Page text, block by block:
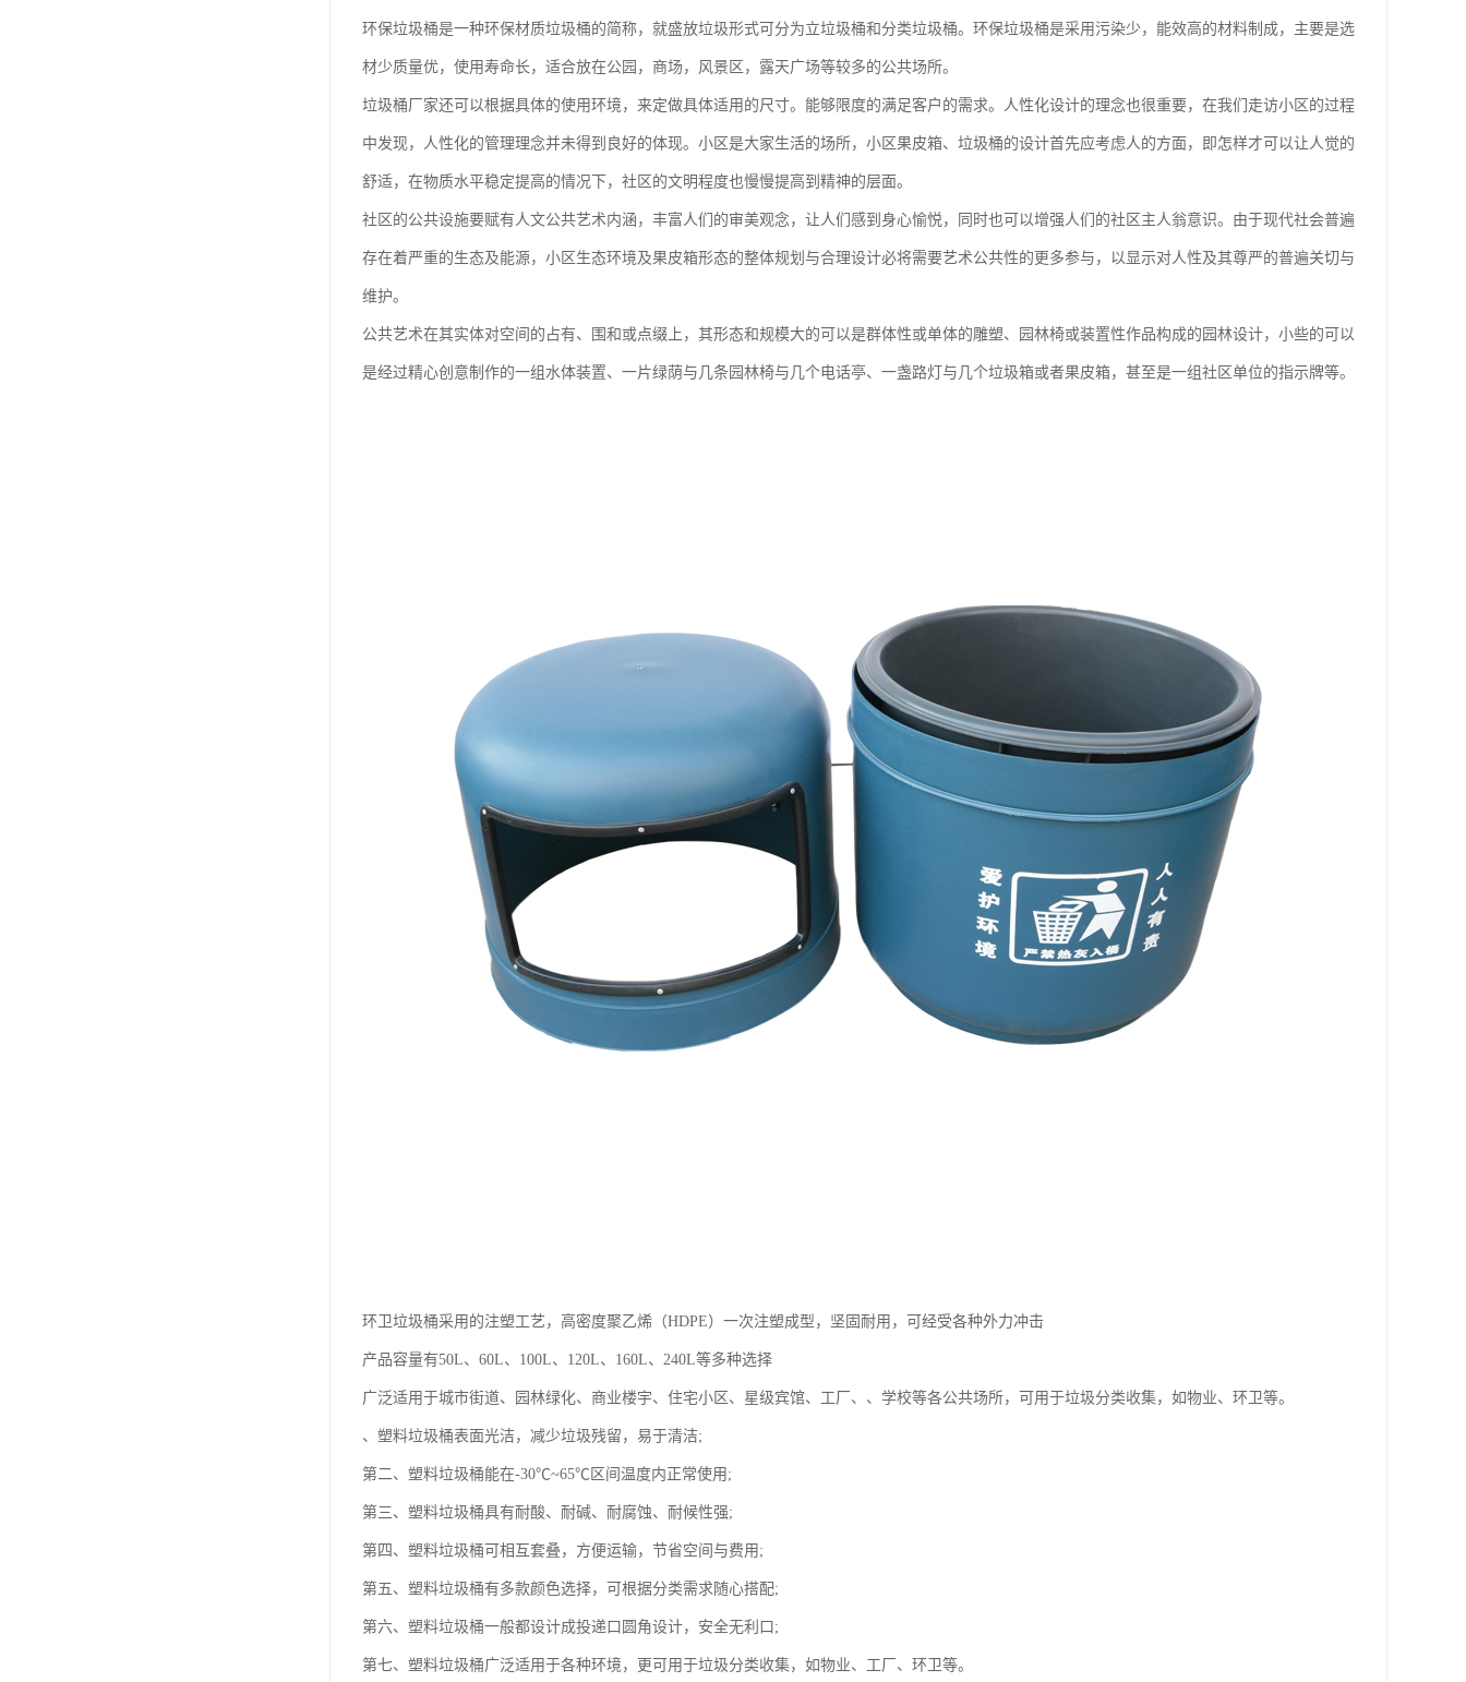
环保垃圾桶是一种环保材质垃圾桶的简称，就盛放垃圾形式可分为立垃圾桶和分类垃圾桶。环保垃圾桶是采用污染少，能效高的材料制成，主要是选
材少质量优，使用寿命长，适合放在公园，商场，风景区，露天广场等较多的公共场所。
垃圾桶厂家还可以根据具体的使用环境，来定做具体适用的尺寸。能够限度的满足客户的需求。人性化设计的理念也很重要，在我们走访小区的过程
中发现，人性化的管理理念并未得到良好的体现。小区是大家生活的场所，小区果皮箱、垃圾桶的设计首先应考虑人的方面，即怎样才可以让人觉的
舒适，在物质水平稳定提高的情况下，社区的文明程度也慢慢提高到精神的层面。
社区的公共设施要赋有人文公共艺术内涵，丰富人们的审美观念，让人们感到身心愉悦，同时也可以增强人们的社区主人翁意识。由于现代社会普遍
存在着严重的生态及能源，小区生态环境及果皮箱形态的整体规划与合理设计必将需要艺术公共性的更多参与，以显示对人性及其尊严的普遍关切与
维护。
公共艺术在其实体对空间的占有、围和或点缀上，其形态和规模大的可以是群体性或单体的雕塑、园林椅或装置性作品构成的园林设计，小些的可以
是经过精心创意制作的一组水体装置、一片绿荫与几条园林椅与几个电话亭、一盏路灯与几个垃圾箱或者果皮箱，甚至是一组社区单位的指示牌等。
环卫垃圾桶采用的注塑工艺，高密度聚乙烯（HDPE）一次注塑成型，坚固耐用，可经受各种外力冲击
产品容量有50L、60L、100L、120L、160L、240L等多种选择
广泛适用于城市街道、园林绿化、商业楼宇、住宅小区、星级宾馆、工厂、、学校等各公共场所，可用于垃圾分类收集，如物业、环卫等。
、塑料垃圾桶表面光洁，减少垃圾残留，易于清洁;
第二、塑料垃圾桶能在-30℃~65℃区间温度内正常使用;
第三、塑料垃圾桶具有耐酸、耐碱、耐腐蚀、耐候性强;
第四、塑料垃圾桶可相互套叠，方便运输，节省空间与费用;
第五、塑料垃圾桶有多款颜色选择，可根据分类需求随心搭配;
第六、塑料垃圾桶一般都设计成投递口圆角设计，安全无利口;
第七、塑料垃圾桶广泛适用于各种环境，更可用于垃圾分类收集，如物业、工厂、环卫等。